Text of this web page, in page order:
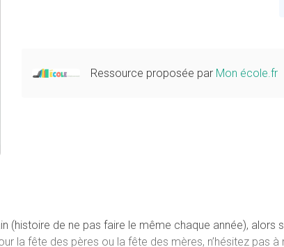
Ressource proposée par Mon école.fr
(histoire de ne pas faire le même chaque année),
la fête des pères ou la fête des mères, n’hésitez pas